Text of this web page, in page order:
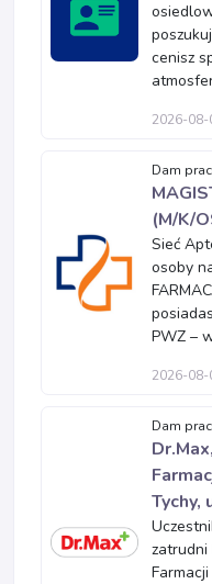
cenisz
2026-08-
Dam
(M/K/
Sieć
osoby
PWZ –
2026-08-
Dam
Tychy,
zatrudni